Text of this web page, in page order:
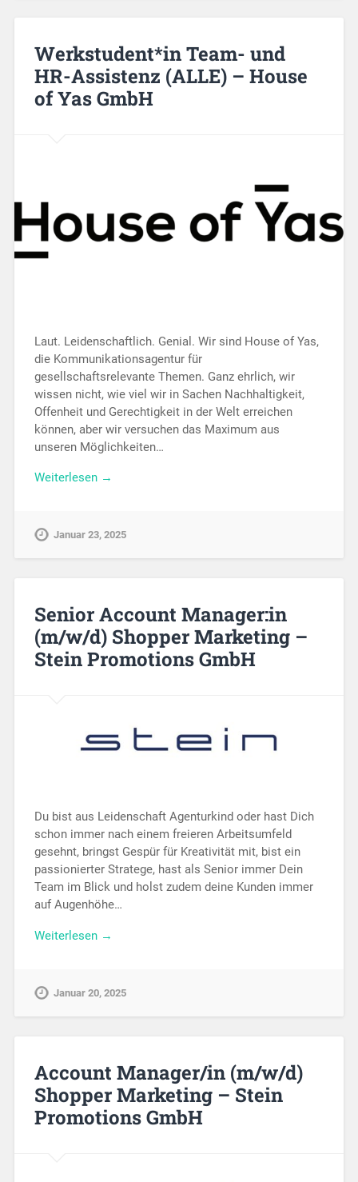
Werkstudent*in Team- und
HR-Assistenz (ALLE) – House
of Yas GmbH
Laut. Leidenschaftlich. Genial. Wir sind House of Yas,
die Kommunikationsagentur für
gesellschaftsrelevante Themen. Ganz ehrlich, wir
wissen nicht, wie viel wir in Sachen Nachhaltigkeit,
Offenheit und Gerechtigkeit in der Welt erreichen
können, aber wir versuchen das Maximum aus
unseren Möglichkeiten…
Weiterlesen →
Januar 23, 2025
Senior Account Manager:in
(m/w/d) Shopper Marketing –
Stein Promotions GmbH
Du bist aus Leidenschaft Agenturkind oder hast Dich
schon immer nach einem freieren Arbeitsumfeld
gesehnt, bringst Gespür für Kreativität mit, bist ein
passionierter Stratege, hast als Senior immer Dein
Team im Blick und holst zudem deine Kunden immer
auf Augenhöhe…
Weiterlesen →
Januar 20, 2025
Account Manager/in (m/w/d)
Shopper Marketing – Stein
Promotions GmbH